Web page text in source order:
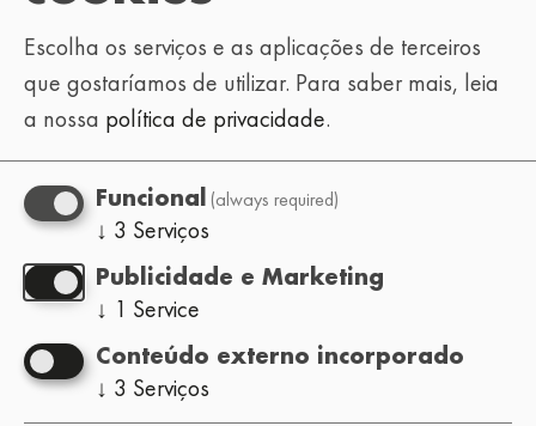
Escolha os serviços e as aplicações de terceiros
que gostaríamos de utilizar. Para saber mais, leia
a nossa política de privacidade.
Funcional (always required)
↓ 3 Serviços
Publicidade e Marketing
↓ 1 Service
Conteúdo externo incorporado
↓ 3 Serviços